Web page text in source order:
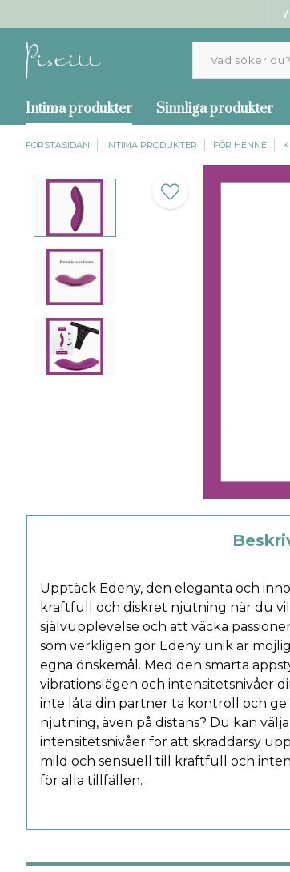
Intima produkter Sinnliga produkter
FÖRSTASIDAN INTIMA PRODUKTER FÖR HENNE
Upptäck Edeny, den eleganta och
kraftfull och diskret njutning när du
självupplevelse och att väcka
som verkligen gör Edeny unik är
egna önskemål. Med den smarta
vibrationslägen och intensitetsnivåer
inte låta din partner ta kontroll och ge
njutning, även på distans? Du kan
intensitetsnivåer för att skräddarsy
mild och sensuell till kraftfull och
för alla tillfällen.